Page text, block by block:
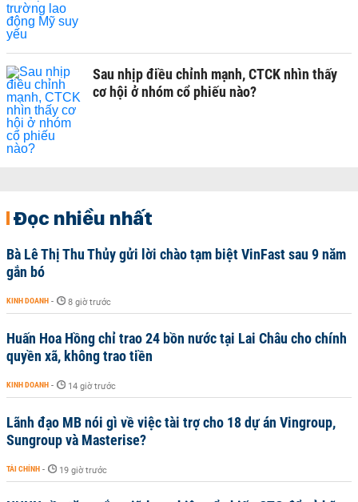
Sau nhịp điều chỉnh mạnh, CTCK nhìn thấy
cơ hội ở nhóm cổ phiếu nào?
Đọc nhiều nhất
Bà Lê Thị Thu Thủy gửi lời chào tạm biệt VinFast sau 9 năm
gắn bó
KINH DOANH - 8 giờ trước
Huấn Hoa Hồng chỉ trao 24 bồn nước tại Lai Châu cho chính
quyền xã, không trao tiền
KINH DOANH - 14 giờ trước
Lãnh đạo MB nói gì về việc tài trợ cho 18 dự án Vingroup,
Sungroup và Masterise?
TÀI CHÍNH - 19 giờ trước